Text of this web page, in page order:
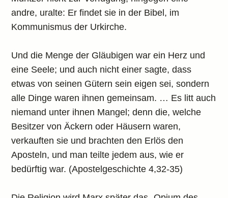
andre, uralte: Er findet sie in der Bibel, im
Kommunismus der Urkirche.
Und die Menge der Gläubigen war ein Herz und
eine Seele; und auch nicht einer sagte, dass
etwas von seinen Gütern sein eigen sei, sondern
alle Dinge waren ihnen gemeinsam. … Es litt auch
niemand unter ihnen Mangel; denn die, welche
Besitzer von Äckern oder Häusern waren,
verkauften sie und brachten den Erlös den
Aposteln, und man teilte jedem aus, wie er
bedürftig war. (Apostelgeschichte 4,32-35)